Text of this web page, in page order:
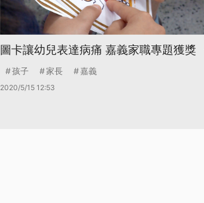
圖卡讓幼兒表達病痛 嘉義家職專題獲獎
孩子 家長 嘉義
2020/5/15 12:53